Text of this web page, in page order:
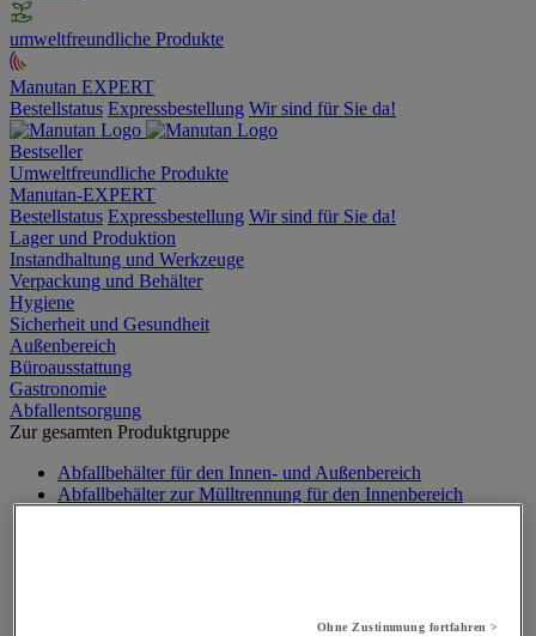
umweltfreundliche Produkte
Manutan EXPERT
Bestellstatus Expressbestellung Wir sind für Sie da!
Bestseller
Umweltfreundliche Produkte
Manutan-EXPERT
Bestellstatus Expressbestellung Wir sind für Sie da!
Lager und Produktion
Instandhaltung und Werkzeuge
Verpackung und Behälter
Hygiene
Sicherheit und Gesundheit
Außenbereich
Büroausstattung
Gastronomie
Abfallentsorgung
Zur gesamten Produktgruppe
Abfallbehälter für den Innen- und Außenbereich
Abfallbehälter zur Mülltrennung für den Innenbereich
Sortierbehälter und AußencontainerOhne Zustimmung fortfahren >